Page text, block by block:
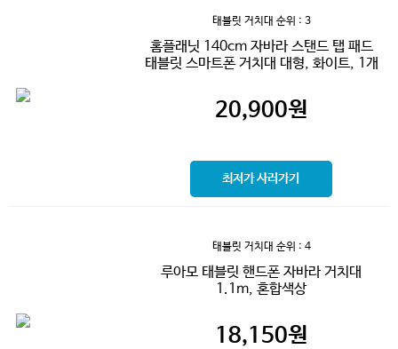
태블릿 거치대 순위 : 3
홈플래닛 140cm 자바라 스탠드 탭 패드
태블릿 스마트폰 거치대 대형, 화이트, 1개
20,900원
최저가 사러가기
태블릿 거치대 순위 : 4
루아모 태블릿 핸드폰 자바라 거치대
1.1m, 혼합색상
18,150원